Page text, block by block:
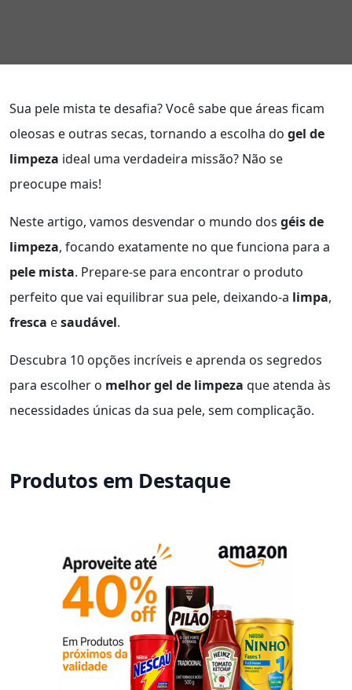
Sua pele mista te desafia? Você sabe que áreas ficam
oleosas e outras secas, tornando a escolha do gel de
limpeza ideal uma verdadeira missão? Não se
preocupe mais!
Neste artigo, vamos desvendar o mundo dos géis de
limpeza, focando exatamente no que funciona para a
pele mista. Prepare-se para encontrar o produto
perfeito que vai equilibrar sua pele, deixando-a limpa,
fresca esaudável.
Descubra 10 opções incríveis e aprenda os segredos
para escolher o melhor gel de limpeza que atenda às
necessidades únicas da sua pele, sem complicação.
Produtos em Destaque